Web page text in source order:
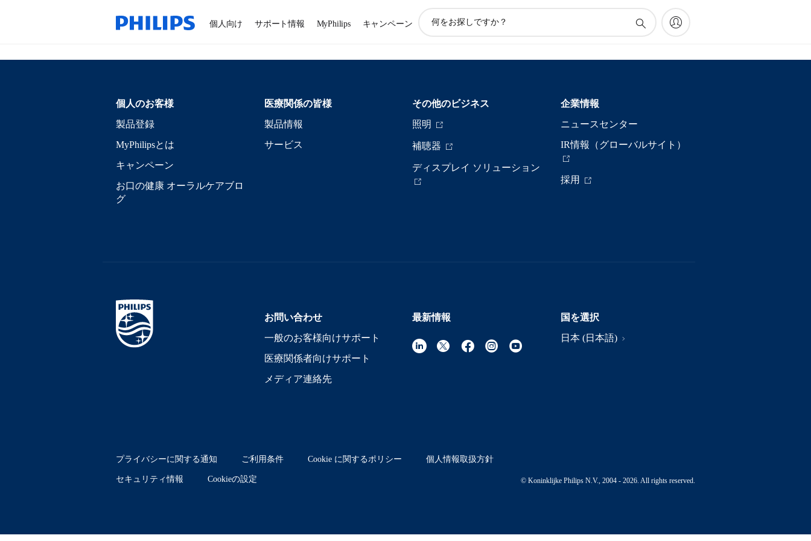
個人向け サポート情報 MyPhilips キャンペーン
ト
検
個人のお客様
製品登録
MyPhilipsとは
キャンペーン
お口の健康 オーラルケアブロ
グ
医療関係の皆様
製品情報
サービス
その他のビジネス
照明
補聴器
ディスプレイ ソリューション
企業情報
ニュースセンター
IR情報（グローバルサイト）
採用
お問い合わせ
一般のお客様向けサポート
医療関係者向けサポート
メディア連絡先
最新情報
国を選択
日本 (日本語)
プライバシーに関する通知 ご利用条件 Cookie に関するポリシー 個人情報取扱方針
セキュリティ情報 Cookieの設定 © Koninklijke Philips N.V., 2004 - 2026. All rights reserved.